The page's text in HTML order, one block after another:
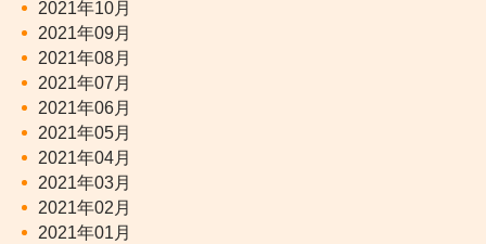
2021年10月
2021年09月
2021年08月
2021年07月
2021年06月
2021年05月
2021年04月
2021年03月
2021年02月
2021年01月